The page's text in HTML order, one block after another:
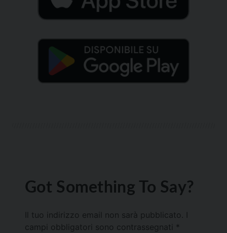
Got Something To Say?
Il tuo indirizzo email non sarà pubblicato.
campi obbligatori sono contrassegnati *